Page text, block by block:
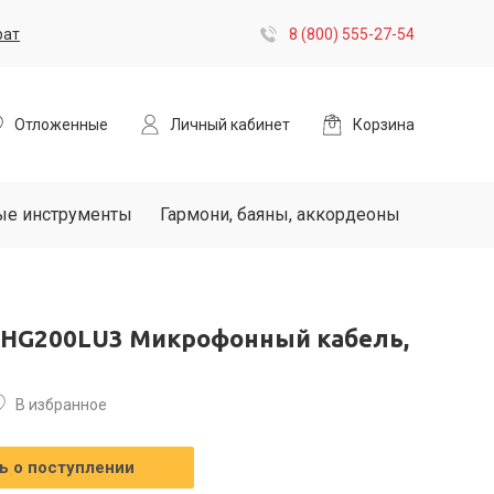
8 (800) 555-27-54
Отложенные Личный кабинет Корзина
инструменты Гармони, баяны, аккордеоны
Микрофонный кабель,
В избранное
о поступлении